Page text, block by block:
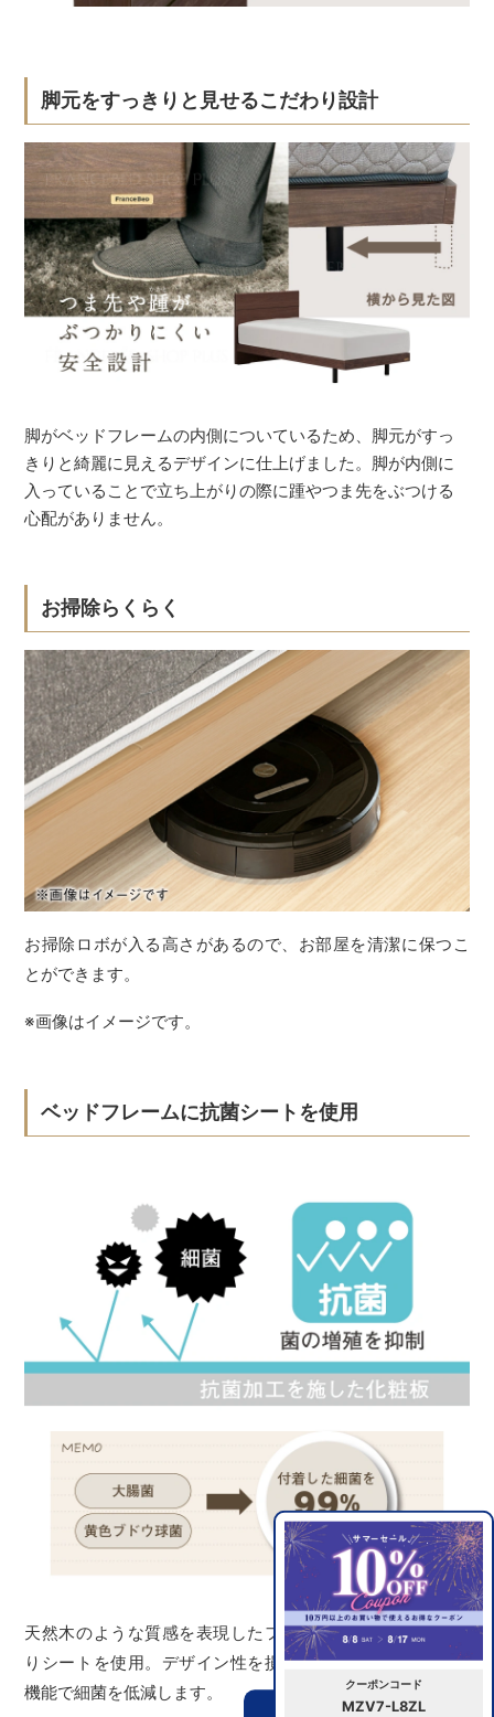
クーポンコード
MZV7-L8ZL
脚元をすっきりと見せるこだわり設計
脚がベッドフレームの内側についているため、脚元がすっ
きりと綺麗に見えるデザインに仕上げました。脚が内側に
入っていることで立ち上がりの際に踵やつま先をぶつける
心配がありません。
お掃除らくらく
お掃除ロボが入る高さがあるので、お部屋を清潔に保つこ
とができます。
※画像はイメージです。
ベッドフレームに抗菌シートを使用
天然木のような質感を表現したフレーム表面には抗菌剤入
りシートを使用。デザイン性を損なうことなく優れた抗菌
機能で細菌を低減します。